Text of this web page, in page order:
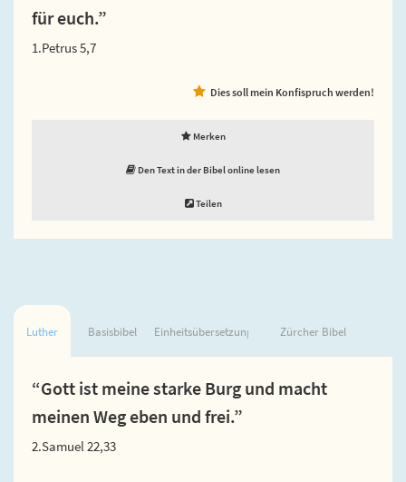
für euch.”
1.Petrus 5,7
Dies soll mein Konfispruch werden!
Merken
Den Text in der Bibel online lesen
Teilen
Luther Basisbibel Einheitsübersetzung Zürcher Bibel
“Gott ist meine starke Burg und macht
meinen Weg eben und frei.”
2.Samuel 22,33